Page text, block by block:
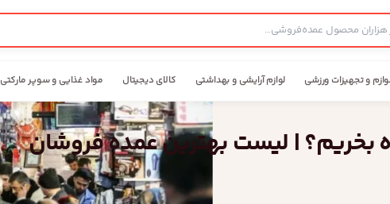
و تجهیزات ورزشی لوازم آرایشی و بهداشتی کالای دیجیتال مواد غذایی و سوپر مارکتی
بخریم؟ | لیست بهترین عمده فروشان